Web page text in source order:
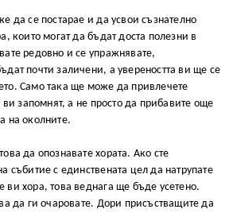
да се постарае и да усвои съзнателно
които могат да бъдат доста полезни в
редовно и се упражнявате,
почти заличени, а увереността ви ще се
Само така ще може да привлечете
ви запомнят, а не просто да прибавите още
на околните.
да опознавате хората. Ако сте
събитие с единствената цел да натрупате
ви хора, това веднага ще бъде усетено.
да ги очаровате. Дори присъстващите да